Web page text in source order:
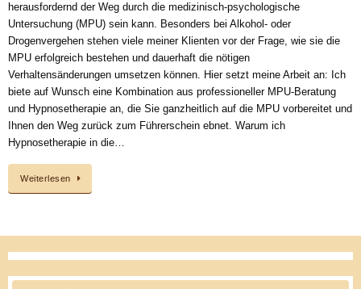
herausfordernd der Weg durch die medizinisch-psychologische
Untersuchung (MPU) sein kann. Besonders bei Alkohol- oder
Drogenvergehen stehen viele meiner Klienten vor der Frage, wie sie die
MPU erfolgreich bestehen und dauerhaft die nötigen
Verhaltensänderungen umsetzen können. Hier setzt meine Arbeit an: Ich
biete auf Wunsch eine Kombination aus professioneller MPU-Beratung
und Hypnosetherapie an, die Sie ganzheitlich auf die MPU vorbereitet und
Ihnen den Weg zurück zum Führerschein ebnet. Warum ich
Hypnosetherapie in die…
Weiterlesen